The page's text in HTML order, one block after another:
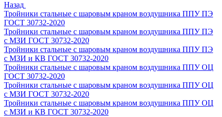
Назад
Тройники стальные с шаровым краном воздушника ППУ ПЭ
ГОСТ 30732-2020
Тройники стальные с шаровым краном воздушника ППУ ПЭ
с МЗИ ГОСТ 30732-2020
Тройники стальные с шаровым краном воздушника ППУ ПЭ
с МЗИ и КВ ГОСТ 30732-2020
Тройники стальные с шаровым краном воздушника ППУ ОЦ
ГОСТ 30732-2020
Тройники стальные с шаровым краном воздушника ППУ ОЦ
с МЗИ ГОСТ 30732-2020
Тройники стальные с шаровым краном воздушника ППУ ОЦ
с МЗИ и КВ ГОСТ 30732-2020